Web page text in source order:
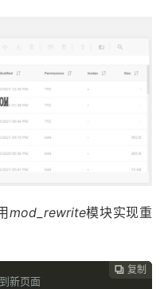
mod_rewrite模块实现重
 复制
 复制
 复制
新页面